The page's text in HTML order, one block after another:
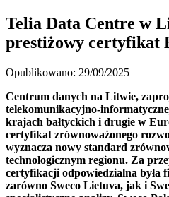
Telia Data Centre w
prestiżowy certyfikat
Opublikowano: 29/09/2025
Centrum danych na Litwie,
telekomunikacyjno-
krajach bałtyckich i drugie w
certyfikat zrównoważonego
wyznacza nowy standard
technologicznym regionu. Za
certyfikacji odpowiedzialna była
zarówno Sweco Lietuva, jak i